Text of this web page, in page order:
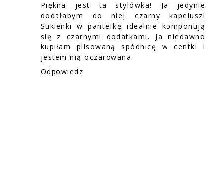
Piękna jest ta stylówka! Ja jedynie
dodałabym do niej czarny kapelusz!
Sukienki w panterkę idealnie komponują
się z czarnymi dodatkami. Ja niedawno
kupiłam plisowaną spódnicę w centki i
jestem nią oczarowana.
Odpowiedz